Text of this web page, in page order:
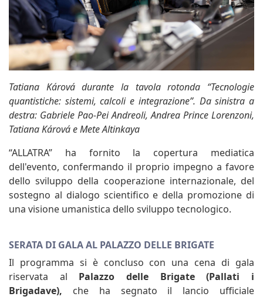
Tatiana Kárová durante la tavola rotonda “Tecnologie
quantistiche: sistemi, calcoli e integrazione”. Da sinistra a
destra: Gabriele Pao-Pei Andreoli, Andrea Prince Lorenzoni,
Tatiana Kárová e Mete Altinkaya
“ALLATRA” ha fornito la copertura mediatica
dell'evento, confermando il proprio impegno a favore
dello sviluppo della cooperazione internazionale, del
sostegno al dialogo scientifico e della promozione di
una visione umanistica dello sviluppo tecnologico.
SERATA DI GALA AL PALAZZO DELLE BRIGATE
Il programma si è concluso con una cena di gala
riservata al Palazzo delle Brigate (Pallati i
Brigadave), che ha segnato il lancio ufficiale